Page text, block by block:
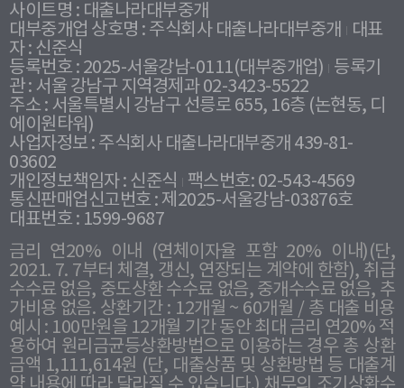
사이트명 : 대출나라대부중개
대부중개업 상호명 : 주식회사 대출나라대부중개
대표
자 : 신준식
등록번호 : 2025-서울강남-0111(대부중개업) 등록기
관 : 서울 강남구 지역경제과 02-3423-5522
주소 : 서울특별시 강남구 선릉로 655, 16층 (논현동, 디
에이원타워)
사업자정보 : 주식회사 대출나라대부중개 439-81-
03602
개인정보책임자 : 신준식
팩스번호: 02-543-4569
통신판매업신고번호 : 제2025-서울강남-03876호
대표번호 : 1599-9687
금리 연20% 이내 (연체이자율 포함 20% 이내)(단,
2021. 7. 7부터 체결, 갱신, 연장되는 계약에 한함), 취급
수수료 없음, 중도상환 수수료 없음, 중개수수료 없음, 추
가비용 없음. 상환기간 : 12개월 ~ 60개월 / 총 대출 비용
예시 : 100만원을 12개월 기간 동안 최대 금리 연20% 적
용하여 원리금균등상환방법으로 이용하는 경우 총 상환
금액 1,111,614원 (단, 대출상품 및 상환방법 등 대출계